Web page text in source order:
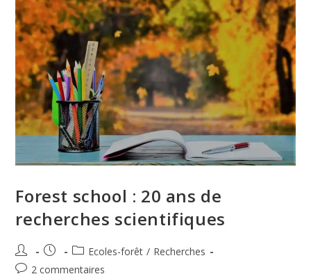
Forest school : 20 ans de
recherches scientifiques
Ecoles-forêt / Recherches
2 commentaires